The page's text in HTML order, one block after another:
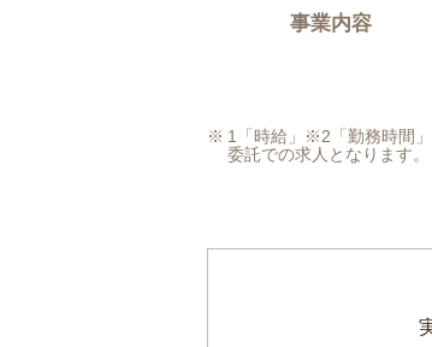
事業内容
1「時給」※2「勤務時間
委託での求人となります。